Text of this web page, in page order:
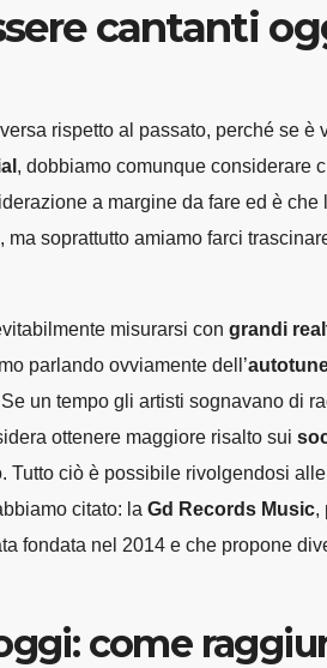
cantanti
rispetto al passato, perché se è
, dobbiamo comunque considerare
a margine da fare ed è che
, ma soprattutto amiamo farci
misurarsi con grandi
parlando ovviamente dell’
Se un tempo gli artisti sognavano di
ottenere maggiore risalto sui
Tutto ciò è possibile rivolgendosi alle
citato: la Gd Records Music,
fondata nel 2014 e che propone
come